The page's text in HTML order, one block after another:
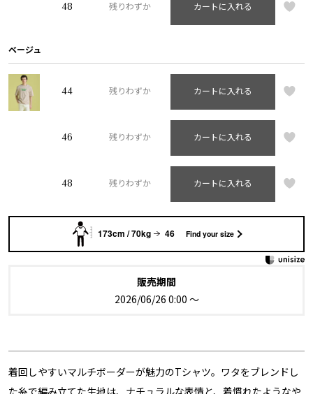
48 残りわずか カートに入れる
ベージュ
44 残りわずか カートに入れる
46 残りわずか カートに入れる
48 残りわずか カートに入れる
173cm / 70kg 46 Find your size
販売期間
2026/06/26 0:00 〜
着回しやすいマルチボーダーが魅力のTシャツ。ワタをブレンドし
た糸で編み立てた生地は、ナチュラルな表情と、着慣れたようなや